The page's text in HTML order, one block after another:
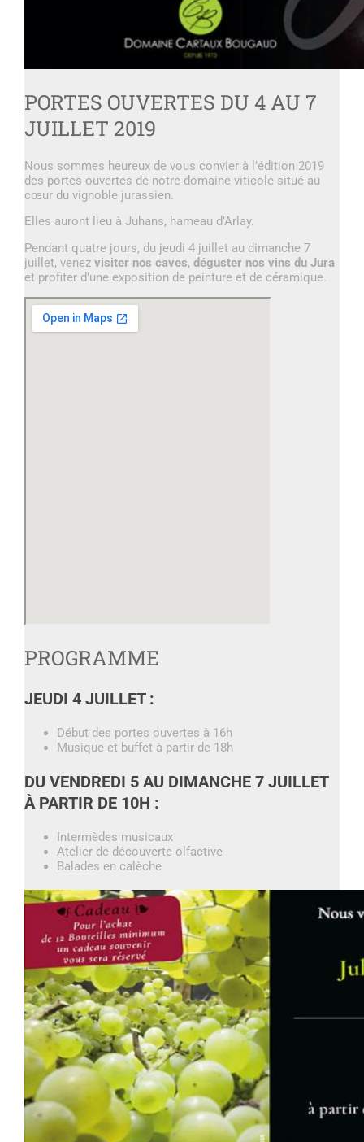
PORTES OUVERTES DU 4 AU 7
JUILLET 2019
Nous sommes heureux de vous convier à l’édition 2019
des portes ouvertes de notre domaine viticole situé au
cœur du vignoble jurassien.
Elles auront lieu à Juhans, hameau d’Arlay.
Pendant quatre jours, du jeudi 4 juillet au dimanche 7
juillet, venezvisiter nos caves,déguster nos vins du Jura
et profiter d’une exposition de peinture et de céramique.
PROGRAMME
JEUDI 4 JUILLET :
Début des portes ouvertes à 16h
Musique et buffet à partir de 18h
DU VENDREDI 5 AU DIMANCHE 7 JUILLET
À PARTIR DE 10H :
Intermèdes musicaux
Atelier de découverte olfactive
Balades en calèche